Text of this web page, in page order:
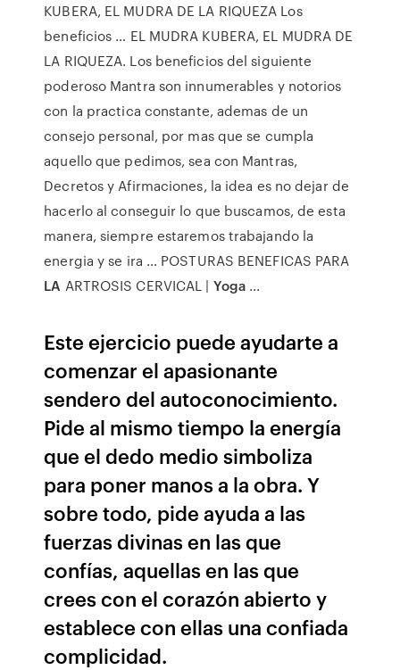
KUBERA, EL MUDRA DE LA RIQUEZA Los
beneficios … EL MUDRA KUBERA, EL MUDRA DE
LA RIQUEZA. Los beneficios del siguiente
poderoso Mantra son innumerables y notorios
con la practica constante, ademas de un
consejo personal, por mas que se cumpla
aquello que pedimos, sea con Mantras,
Decretos y Afirmaciones, la idea es no dejar de
hacerlo al conseguir lo que buscamos, de esta
manera, siempre estaremos trabajando la
energia y se ira … POSTURAS BENEFICAS PARA
LA ARTROSIS CERVICAL | Yoga...
Este ejercicio puede ayudarte a
comenzar el apasionante
sendero del autoconocimiento.
Pide al mismo tiempo la energía
que el dedo medio simboliza
para poner manos a la obra. Y
sobre todo, pide ayuda a las
fuerzas divinas en las que
confías, aquellas en las que
crees con el corazón abierto y
establece con ellas una confiada
complicidad.